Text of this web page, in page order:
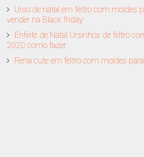
Urso de natal em feltro com moldes
vender na Black friday
Enfeite de Natal Ursinhos de feltro
2020 como fazer
Rena cute em feltro com moldes